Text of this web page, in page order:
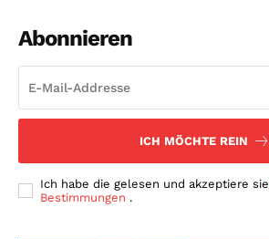
Abonnieren
ICH MÖCHTE REIN
Ich habe die gelesen und akzeptiere sie
Bestimmungen .